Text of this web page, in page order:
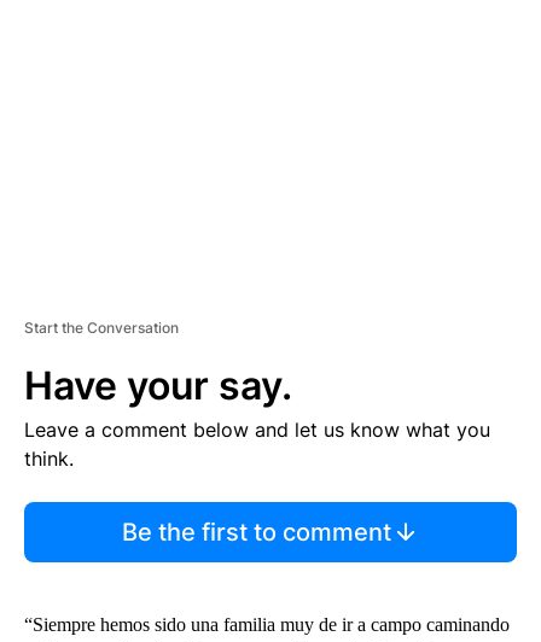
Start the Conversation
Have your say.
Leave a comment below and let us know what you
think.
Be the first to comment
“Siempre hemos sido una familia muy de ir a campo caminando